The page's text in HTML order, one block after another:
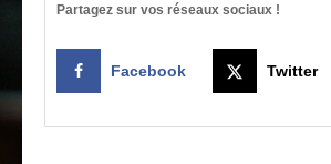
Partagez sur vos réseaux sociaux !
Facebook Twitter